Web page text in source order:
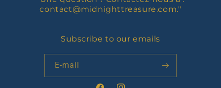
contact@midnighttreasure.com."
Subscribe to our emails
E-mail